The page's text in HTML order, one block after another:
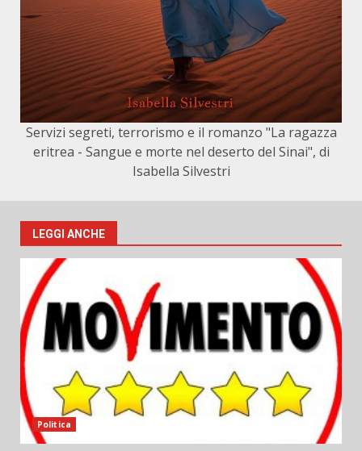
Servizi segreti, terrorismo e il romanzo "La ragazza
eritrea - Sangue e morte nel deserto del Sinai", di
Isabella Silvestri
LEGGI ANCHE
Politica